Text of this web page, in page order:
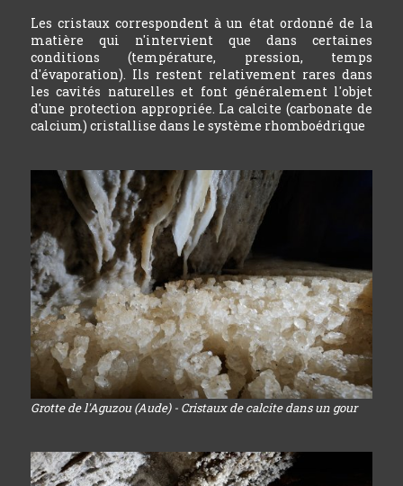
Les cristaux correspondent à un état ordonné de la
matière qui n'intervient que dans certaines
conditions (température, pression, temps
d'évaporation). Ils restent relativement rares dans
les cavités naturelles et font généralement l'objet
d'une protection appropriée. La calcite (carbonate de
calcium) cristallise dans le système rhomboédrique
Grotte de l'Aguzou (Aude) - Cristaux de calcite dans un gour